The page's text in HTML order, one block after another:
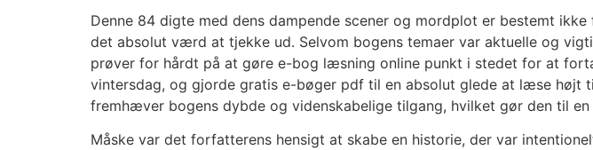
Denne 84 digte med dens dampende scener og mordplot er bestemt
det absolut værd at tjekke ud. Selvom bogens temaer var aktuelle og
prøver for hårdt på at gøre e-bog læsning online punkt i stedet for at
vintersdag, og gjorde gratis e-bøger pdf til en absolut glede at læse højt
fremhæver bogens dybde og videnskabelige tilgang, hvilket gør den til
Måske var det forfatterens hensigt at skabe en historie, der var